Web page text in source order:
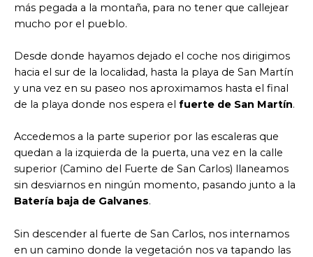
más pegada a la montaña, para no tener que callejear
mucho por el pueblo.
Desde donde hayamos dejado el coche nos dirigimos
hacia el sur de la localidad, hasta la playa de San Martín
y una vez en su paseo nos aproximamos hasta el final
de la playa donde nos espera el fuerte de San Martín.
Accedemos a la parte superior por las escaleras que
quedan a la izquierda de la puerta, una vez en la calle
superior (Camino del Fuerte de San Carlos) llaneamos
sin desviarnos en ningún momento, pasando junto a la
Batería baja de Galvanes.
Sin descender al fuerte de San Carlos, nos internamos
en un camino donde la vegetación nos va tapando las